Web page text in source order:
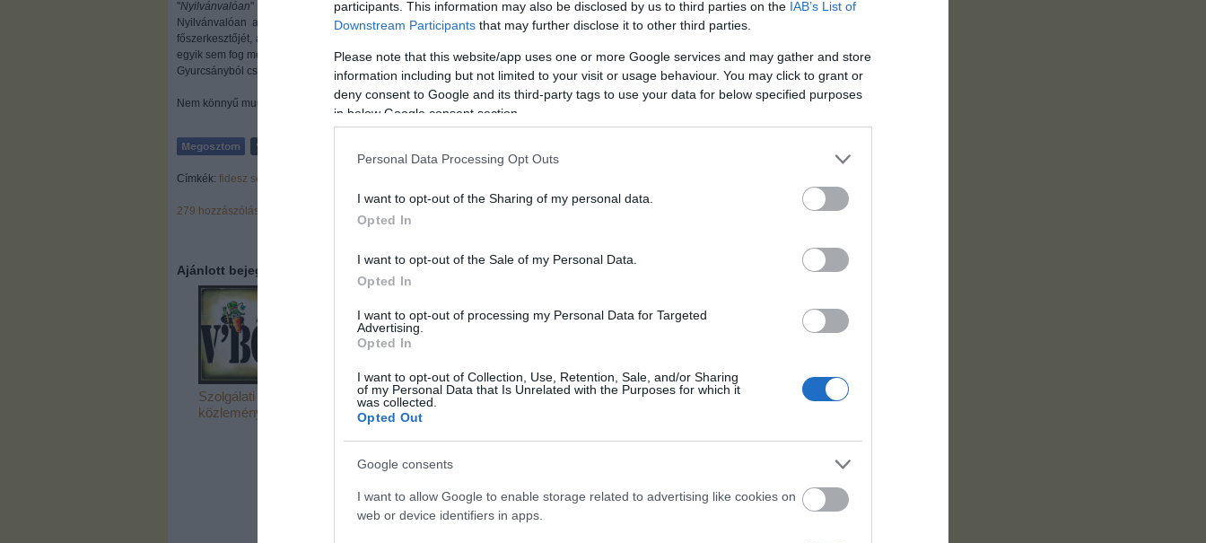
participants. This information may also be disclosed by us to third parties on the IAB’s List of
Downstream Participants that may further disclose it to other third parties.
Please note that this website/app uses one or more Google services and may gather and store
information including but not limited to your visit or usage behaviour. You may click to grant or
deny consent to Google and its third-party tags to use your data for below specified purposes
in below Google consent section.
Personal Data Processing Opt Outs
I want to opt-out of the Sharing of my personal data.
Opted In
I want to opt-out of the Sale of my Personal Data.
Opted In
I want to opt-out of processing my Personal Data for Targeted
Advertising.
Opted In
I want to opt-out of Collection, Use, Retention, Sale, and/or Sharing
of my Personal Data that Is Unrelated with the Purposes for which it
was collected.
Opted Out
Google consents
I want to allow Google to enable storage related to advertising like cookies on
web or device identifiers in apps.
"Nyilvánvalóan" ... ezzel az erővel azt is mondhatta volna, hogy ezt olvasta ki reggel a kávézaccból.
Nyilvánvalóan az MSZP adja a miniszterelnök jelöltet, a legfőbb ügyészt, az ÁSZ elnökét, a Híradó
főszerkesztőjét, a főpolgármester jelöltet, Gyurcsányból meg KE jelölt lesz. Amit mit jelent? Semmit, mert
egyik sem fog megvalósulni.
Gyurcsányból csak annyira lesz KE, mint belőled szenátor.
Nem könnyű munka ez ...
Címkék: fidesz selmeczi
279 hozzászólás
Ajánlott bejegyzések:
Szolgálati
közlemény
A Nagy
Államosító
lekommunistázta
a Hír24
újságíróját
Lázár szerint
megépítésének
elhalasztásáról
MAZSIHISZ-nek
Jobbik és az